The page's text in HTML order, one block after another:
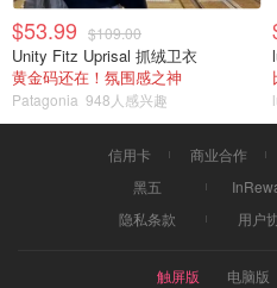
$53.99 $109.00
Unity Fitz Uprisal 抓绒卫衣
黄金码还在！氛围感之神
Patagonia 948人感兴趣
信用卡 商业合作
黑五
隐私条款
用户
触屏版 电脑版